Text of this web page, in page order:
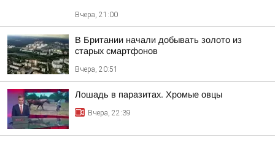
Вчера, 21:00
В Британии начали добывать золото из
старых смартфонов
Вчера, 20:51
Лошадь в паразитах. Хромые овцы
Вчера, 22:39